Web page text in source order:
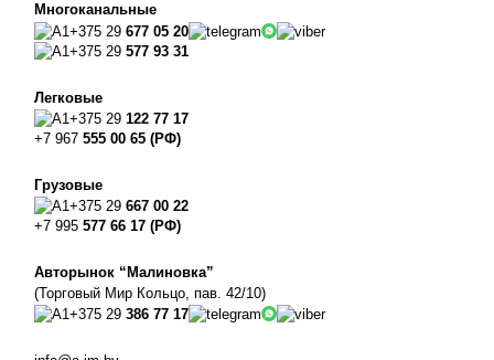
Многоканальные
+375 29 677 05 20
+375 29 577 93 31
Легковые
+375 29 122 77 17
+7 967 555 00 65 (РФ)
Грузовые
+375 29 667 00 22
+7 995 577 66 17 (РФ)
Авторынок “Малиновка”
(Торговый Мир Кольцо, пав. 42/10)
+375 29 386 77 17